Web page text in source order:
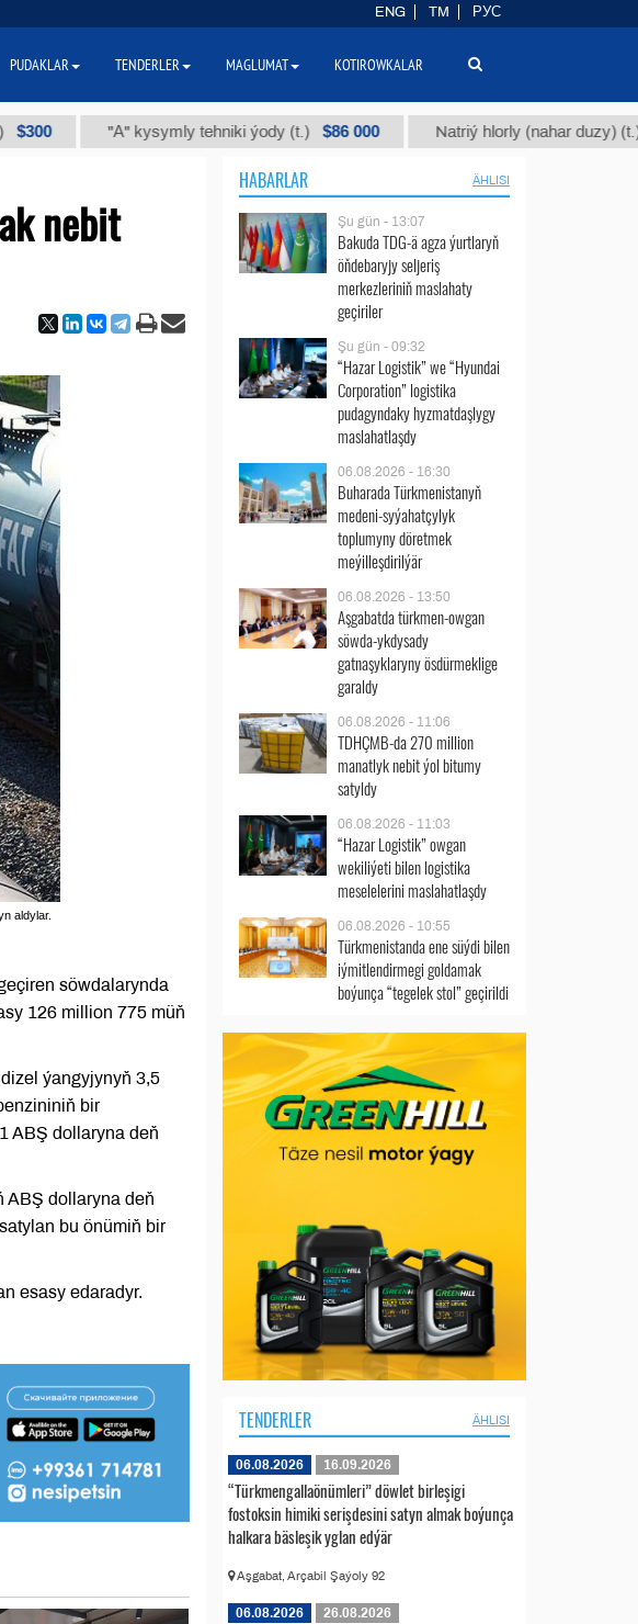
"А" kysymly tehniki ýody (t.) $86 000 Natriý hlorly (nahar duzy) (t.) $40
nebit
aldylar.
söwdalarynda
126 million 775 müň
ýangyjynyň 3,5
bir
ABŞ dollaryna deň
ABŞ dollaryna deň
bu önümiň bir
esasy edaradyr.
HABARLAR ÄHLISI
Şu gün - 13:07
Bakuda TDG-ä agza ýurtlaryň
öňdebaryjy seljeriş
merkezleriniň maslahaty
geçiriler
Şu gün - 09:32
“Hazar Logistik” we “Hyundai
Corporation” logistika
pudagyndaky hyzmatdaşlygy
maslahatlaşdy
06.08.2026 - 16:30
Buharada Türkmenistanyň
medeni-syýahatçylyk
toplumyny döretmek
meýilleşdirilýär
06.08.2026 - 13:50
Aşgabatda türkmen-owgan
söwda-ykdysady
gatnaşyklaryny ösdürmeklige
garaldy
06.08.2026 - 11:06
TDHÇMB-da 270 million
manatlyk nebit ýol bitumy
satyldy
06.08.2026 - 11:03
“Hazar Logistik” owgan
wekiliýeti bilen logistika
meselelerini maslahatlaşdy
06.08.2026 - 10:55
Türkmenistanda ene süýdi bilen
iýmitlendirmegi goldamak
boýunça “tegelek stol” geçirildi
TENDERLER ÄHLISI
06.08.2026 16.09.2026
“Türkmengallaönümleri” döwlet birleşigi
fostoksin himiki serişdesini satyn almak boýunça
halkara bäsleşik yglan edýär
Aşgabat, Arçabil Şaýoly 92
06.08.2026 26.08.2026
ENG TM РУС
PUDAKLAR TENDERLER MAGLUMAT KOTIROWKALAR